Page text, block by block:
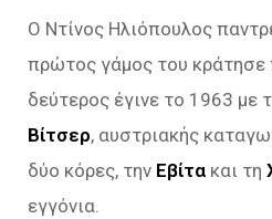
Ο Ντίνος Ηλιόπουλος
πρώτος γάμος του κράτησε
δεύτερος έγινε το 1963 με
Βίτσερ, αυστριακής
δύο κόρες, την Εβίτα και τη
εγγόνια.